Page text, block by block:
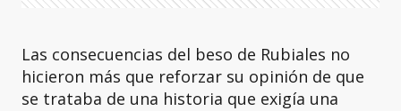
Las consecuencias del beso de Rubiales no
hicieron más que reforzar su opinión de que
se trataba de una historia que exigía una